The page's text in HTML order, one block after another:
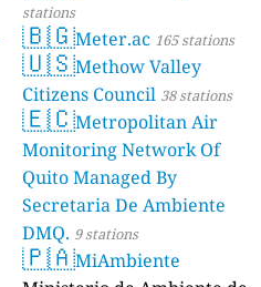
stations
🇧🇬Meter.ac 165 stations
🇺🇸Methow Valley
Citizens Council 38 stations
🇪🇨Metropolitan Air
Monitoring Network Of
Quito Managed By
Secretaria De Ambiente
DMQ. 9 stations
🇵🇦MiAmbiente